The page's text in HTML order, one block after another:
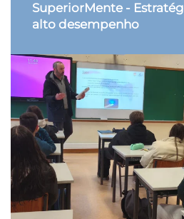
SuperiorMente -
alto desempenho